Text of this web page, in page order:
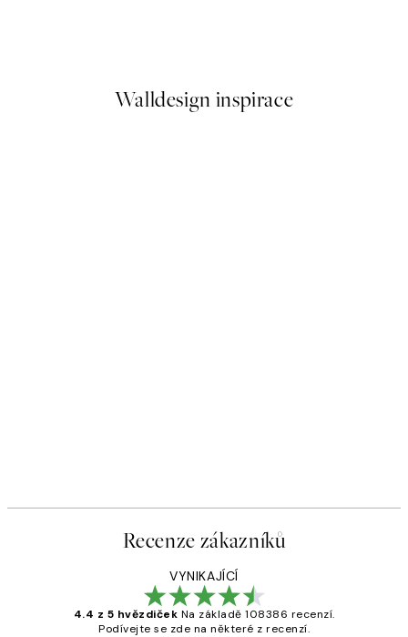
Walldesign inspirace
Recenze zákazníků
VYNIKAJÍCÍ
4.4 z 5 hvězdiček Na základě 108386 recenzí.
Podívejte se zde na některé z recenzí.